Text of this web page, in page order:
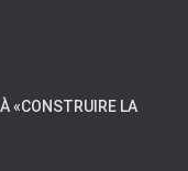
«CONSTRUIRE LA